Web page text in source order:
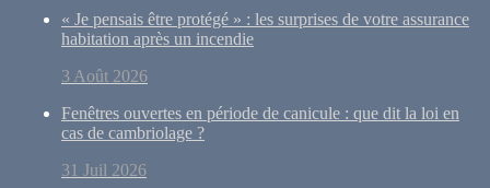
« Je pensais être protégé » : les surprises de votre assurance
habitation après un incendie
3 Août 2026
Fenêtres ouvertes en période de canicule : que dit la loi en
cas de cambriolage ?
31 Juil 2026